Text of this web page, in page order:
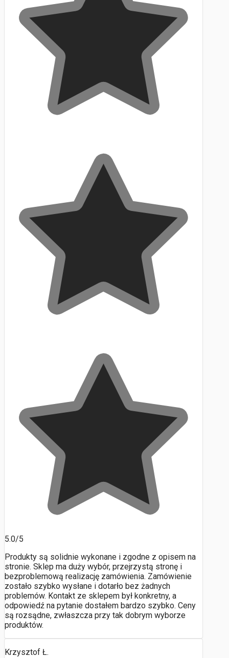
5.0/5
Produkty są solidnie wykonane i zgodne z opisem na
stronie. Sklep ma duży wybór, przejrzystą stronę i
bezproblemową realizację zamówienia. Zamówienie
zostało szybko wysłane i dotarło bez żadnych
problemów. Kontakt ze sklepem był konkretny, a
odpowiedź na pytanie dostałem bardzo szybko. Ceny
są rozsądne, zwłaszcza przy tak dobrym wyborze
produktów.
Krzysztof Ł.